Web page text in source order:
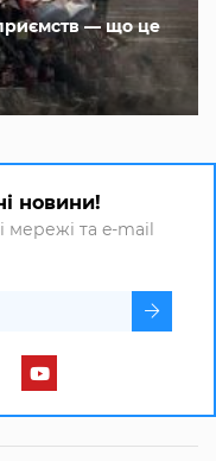
— що це
новини!
мережі та e-mail